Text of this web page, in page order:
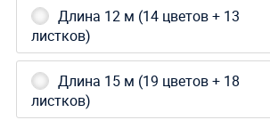
Длина 12 м (14 цветов + 13
листков)
Длина 15 м (19 цветов + 18
листков)